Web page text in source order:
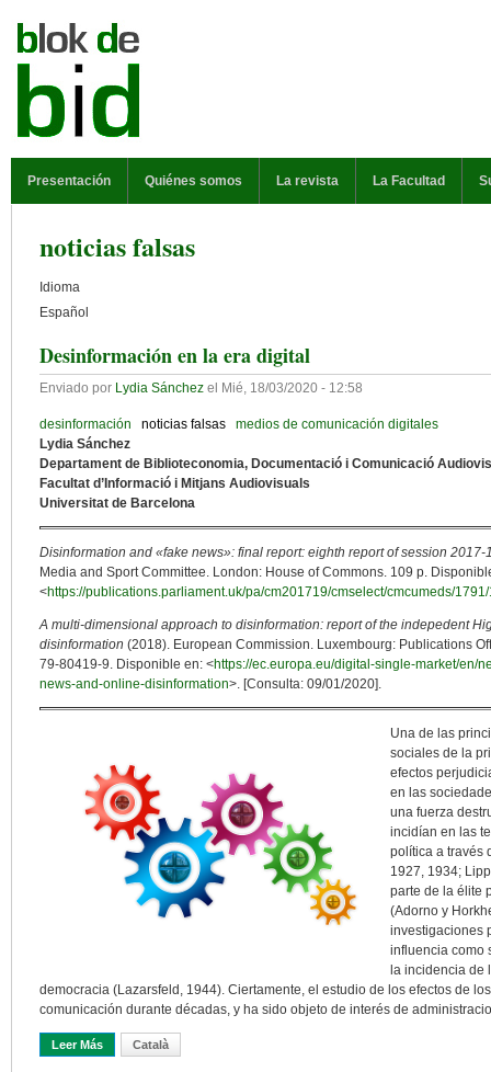
Presentación Quiénes somos La revista La Facultad
noticias falsas
Idioma
Español
Desinformación en la era digital
Enviado por Lydia Sánchez el Mié, 18/03/2020 - 12:58
desinformación noticias falsas
medios de comunicación digitales
Lydia Sánchez
Departament de Biblioteconomia, Documentació i Comunicació
Facultat d’Informació i Mitjans Audiovisuals
Universitat de Barcelona
Disinformation and «fake news»: final report: eighth report of session 2017-
Media and Sport Committee. London: House of Commons. 109 p.
<https://publications.parliament.uk/pa/cm201719/cmselect/cmcumeds/
A multi-dimensional approach to disinformation: report of the indepedent
disinformation (2018). European Commission. Luxembourg: Publications
79-80419-9. Disponible en: <https://ec.europa.eu/digital-single-market/en/
news-and-online-disinformation>. [Consulta: 09/01/2020].
Una de las
sociales de la
efectos
en las
una fuerza
incidían en las
política a través
1927, 1934;
parte de la élite
(Adorno y
investigaciones
influencia como
la incidencia de
democracia (Lazarsfeld, 1944). Ciertamente, el estudio de los efectos de
comunicación durante décadas, y ha sido objeto de interés de
Leer Más Sobre Desinformación En La Era Digital
Català